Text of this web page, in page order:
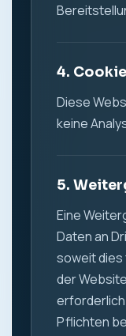
4.
Diese
keine
5.
Eine
Daten an
soweit
der
Pflichten